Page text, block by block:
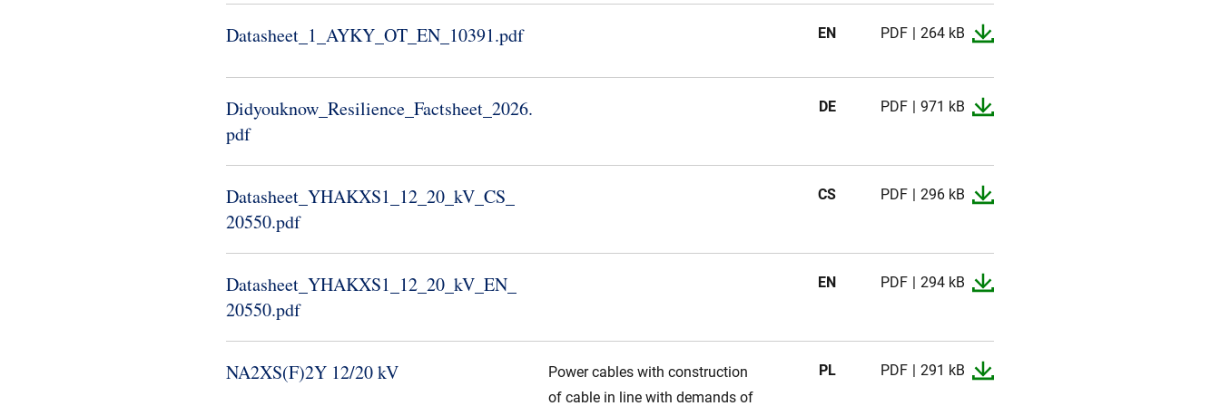
Datasheet_​1_​AYKY_​OT_​EN_​10391.​pdf EN PDF 264 kB
Didyouknow_​Resilience_​Factsheet_​2026.​
pdf
DE PDF 971 kB
Datasheet_​YHAKXS1_​12_​20_​kV_​CS_​
20550.​pdf
CS PDF 296 kB
Datasheet_​YHAKXS1_​12_​20_​kV_​EN_​
20550.​pdf
EN PDF 294 kB
NA2XS(F)2Y 12/20 kV
Power cables with construction
of cable in line with demands of
PL PDF 291 kB